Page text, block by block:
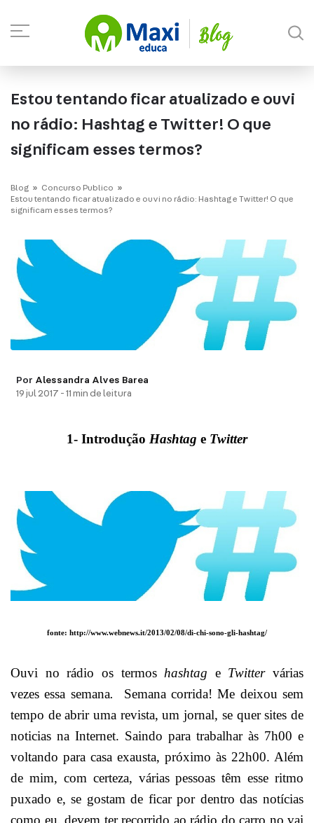
Estou tentando ficar atualizado e ouvi
no rádio: Hashtag e Twitter! O que
significam esses termos?
Blog
Concurso Publico
Estou tentando ficar atualizado e ouvi no rádio: Hashtag e Twitter! O que
significam esses termos?
Por Alessandra Alves Barea
19 jul 2017 - 11 min de leitura
1- Introdução Hashtag e Twitter
fonte: http://www.webnews.it/2013/02/08/di-chi-sono-gli-hashtag/
Ouvi no rádio os termos hashtag e Twitter várias
vezes essa semana. Semana corrida! Me deixou sem
tempo de abrir uma revista, um jornal, se quer sites de
noticias na Internet. Saindo para trabalhar às 7h00 e
voltando para casa exausta, próximo às 22h00. Além
de mim, com certeza, várias pessoas têm esse ritmo
puxado e, se gostam de ficar por dentro das notícias
como eu, devem ter recorrido ao rádio do carro no vai